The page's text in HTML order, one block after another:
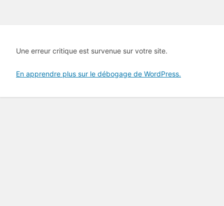
Une erreur critique est survenue sur votre site.
En apprendre plus sur le débogage de WordPress.